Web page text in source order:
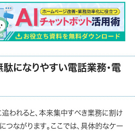
駄になりやすい電話業務・電
われると、本来集中すべき業務に割け
つながります。ここでは、具体的なケー